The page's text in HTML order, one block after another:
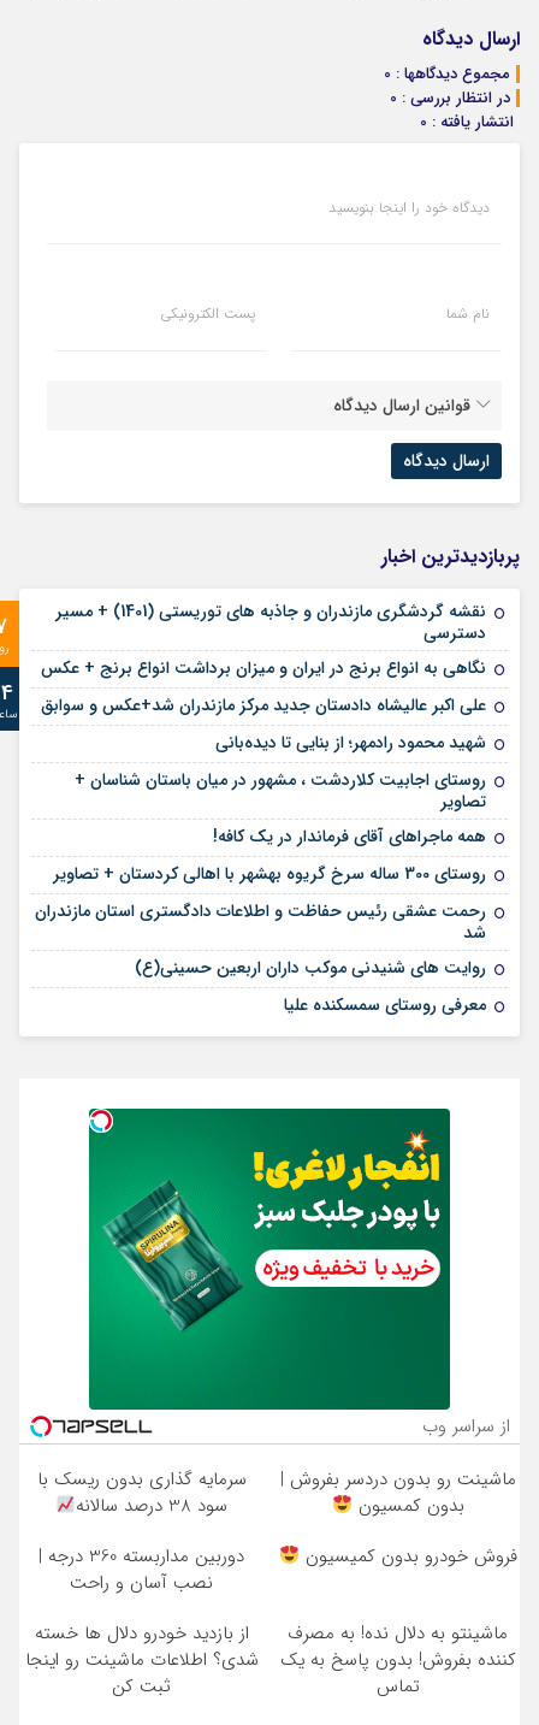
یک تماس
ارسال دیدگاه
مجموع دیدگاهها : 0
در انتظار بررسی : 0
انتشار یافته : 0
دیدگاه خود را اینجا بنویسید
نام شما پست الکترونیکی
قوانین ارسال دیدگاه
پربازدیدترین اخبار
نقشه گردشگری مازندران و جاذبه های توریستی (1401) + مسیر
دسترسی
نگاهی به انواع برنج در ایران و میزان برداشت انواع برنج + عکس
علی‌ اکبر عالیشاه دادستان جدید مرکز مازندران شد+عکس و سوابق
شهید محمود رادمهر؛ از بنایی تا دیده‌بانی
روستای اجابیت کلاردشت ، مشهور در میان باستان شناسان +
تصاویر
همه ماجراهای آقای فرماندار در یک کافه!
روستای 300 ساله سرخ ‌گریوه بهشهر با اهالی کردستان + تصاویر
رحمت عشقی رئیس حفاظت و اطلاعات دادگستری استان مازندران
شد
روایت های شنیدنی موکب داران اربعین حسینی(ع)
معرفی روستای سمسکنده علیا
از سراسر وب
ماشینت رو بدون دردسر بفروش |
بدون کمسیون
سرمایه گذاری بدون ریسک با
سود 38 درصد سالانه
فروش خودرو بدون کمیسیون
دوربین مداربسته 360 درجه |
نصب آسان و راحت
ماشینتو به دلال نده! به مصرف
کننده بفروش! بدون پاسخ به یک
تماس
از بازدید خودرو دلال ها خسته
شدی؟ اطلاعات ماشینت رو اینجا
ثبت کن